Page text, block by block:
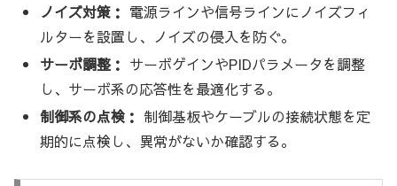
ノイズ対策： 電源ラインや信号ラインにノイズフィ
ルターを設置し、ノイズの侵入を防ぐ。
サーボ調整： サーボゲインやPIDパラメータを調整
し、サーボ系の応答性を最適化する。
制御系の点検： 制御基板やケーブルの接続状態を定
期的に点検し、異常がないか確認する。